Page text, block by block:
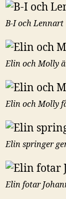
B-I och Lennart
Elin och Molly
Elin och Molly
Elin springer
Elin fotar